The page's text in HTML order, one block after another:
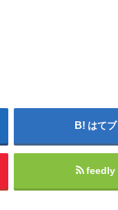
はてブ
feedly